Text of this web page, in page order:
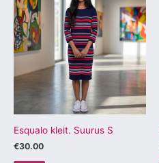
Esqualo kleit. Suurus S
€30.00
tootel
varianti.
Valikuid
saab
teha
tootelehel.